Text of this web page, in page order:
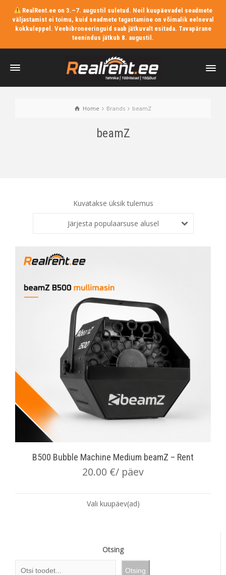
RealRent.ee on 3.–7. augustil suletud. Neil kuupäevadel seadmete
väljastamist ei toimu, kuid seadmete tagastamine on võimalik eelneval
kokkuleppel. Veebibroneeringuid saab jätkuvalt esitada. Tavapärane
teenindus jätkub 8. augustil.
Home Brands beamZ
beamZ
Kuvatakse üksik tulemus
Järjesta populaarsuse alusel
B500 Bubble Machine Medium beamZ – Rent
20.00 €/ päev
Vali kuupäev(ad)
Otsing
Otsing